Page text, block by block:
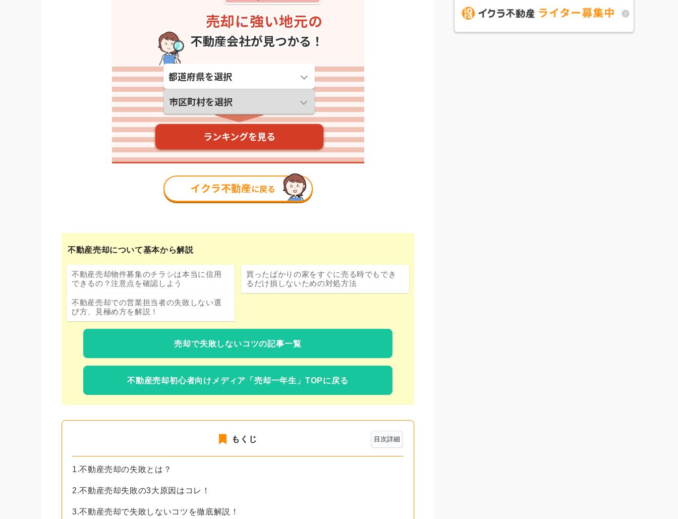
不動産売却について基本から解説
不動産売却物件募集のチラシは本当に信用
できるの？注意点を確認しよう
買ったばかりの家をすぐに売る時でもでき
るだけ損しないための対処方法
不動産売却での営業担当者の失敗しない選
び方、見極め方を解説！
売却で失敗しないコツの記事一覧
不動産売却初心者向けメディア 「売却一年生」TOPに戻る
目次詳細
もくじ
1.不動産売却の失敗とは？
2.不動産売却失敗の3大原因はコレ！
3.不動産売却で失敗しないコツを徹底解説！